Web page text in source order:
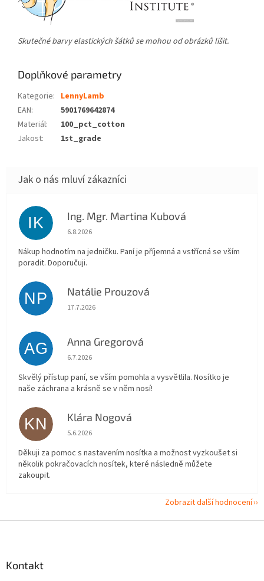
Skutečné barvy elastických šátků se mohou od obrázků lišit.
Doplňkové parametry
Kategorie: LennyLamb
EAN:
5901769642874
Materiál:
100_pct_cotton
Jakost: 1st_grade
IK Ing. Mgr. Martina Kubová
Hodnocení obchodu je 5 z 5 hvězdiček.
6.8.2026
Nákup hodnotím na jedničku. Paní je příjemná a vstřícná se vším
poradit. Doporučuji.
NP Natálie Prouzová
Hodnocení obchodu je 5 z 5 hvězdiček.
17.7.2026
AG Anna Gregorová
Hodnocení obchodu je 5 z 5 hvězdiček.
6.7.2026
Skvělý přístup paní, se vším pomohla a vysvětlila. Nosítko je
naše záchrana a krásně se v něm nosí!
KN Klára Nogová
Hodnocení obchodu je 5 z 5 hvězdiček.
5.6.2026
Děkuji za pomoc s nastavením nosítka a možnost vyzkoušet si
několik pokračovacích nosítek, které následně můžete
zakoupit.
Zobrazit další hodnocení
Kontakt